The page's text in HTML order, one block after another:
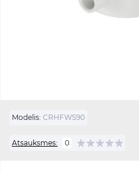
Modelis: CRHFWS90
Atsauksmes: 0